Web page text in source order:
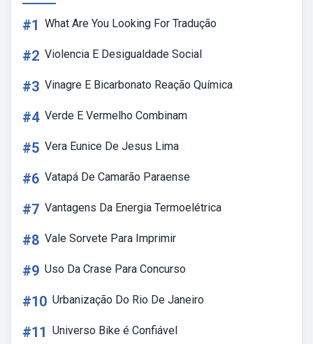
#1 What Are You Looking For Tradução
#2 Violencia E Desigualdade Social
#3 Vinagre E Bicarbonato Reação Química
#4 Verde E Vermelho Combinam
#5 Vera Eunice De Jesus Lima
#6 Vatapá De Camarão Paraense
#7 Vantagens Da Energia Termoelétrica
#8 Vale Sorvete Para Imprimir
#9 Uso Da Crase Para Concurso
#10 Urbanização Do Rio De Janeiro
#11 Universo Bike é Confiável